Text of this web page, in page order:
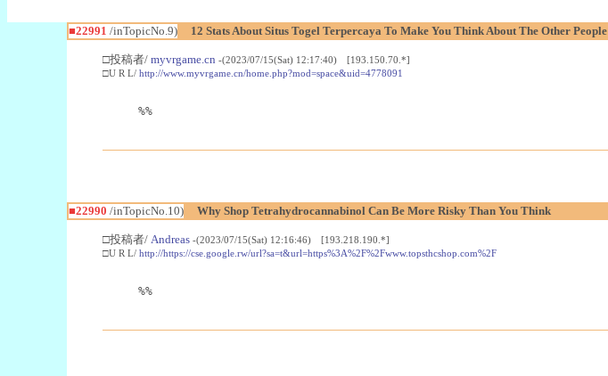
■22991 /inTopicNo.9) 12 Stats About Situs Togel Terpercaya To Make You Think About The Other People
□投稿者/ myvrgame.cn -(2023/07/15(Sat) 12:17:40) [193.150.70.*]
□U R L/ http://www.myvrgame.cn/home.php?mod=space&uid=4778091
%%
■22990 /inTopicNo.10) Why Shop Tetrahydrocannabinol Can Be More Risky Than You Think
□投稿者/ Andreas -(2023/07/15(Sat) 12:16:46) [193.218.190.*]
□U R L/ http://https://cse.google.rw/url?sa=t&url=https%3A%2F%2Fwww.topsthcshop.com%2F
%%